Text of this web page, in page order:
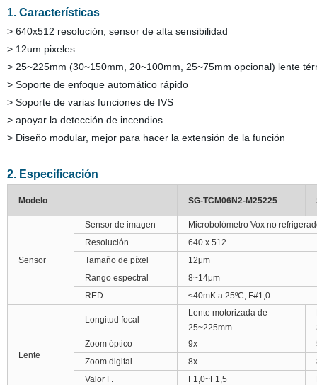
1. Características
> 640x512 resolución, sensor de alta sensibilidad
> 12um pixeles.
> 25~225mm (30~150mm, 20~100mm, 25~75mm opcional) lente
> Soporte de enfoque automático rápido
> Soporte de varias funciones de IVS
> apoyar la detección de incendios
> Diseño modular, mejor para hacer la extensión de la función
2. Especificación
Modelo SG-TCM06N2-M25225
Sensor
Sensor de imagen
Microbolómetro Vox no
Resolución
640 x 512
Tamaño de píxel
12μm
Rango espectral
8~14μm
RED
≤40mK a 25ºC, F#1,0
Lente
Longitud focal
Lente motorizada de
25~225mm
Zoom óptico
9x
Zoom digital
8x
Valor F.
F1,0~F1,5